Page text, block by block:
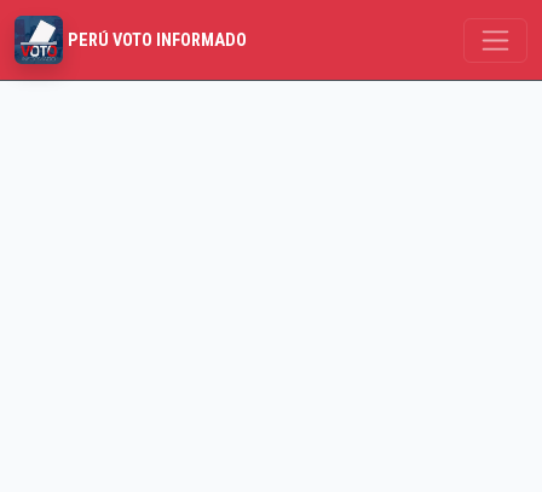
PERÚ VOTO INFORMADO